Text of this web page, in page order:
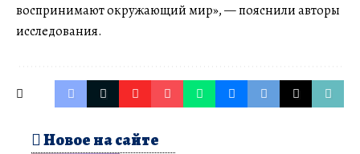
воспринимают окружающий мир», — пояснили авторы
исследования.
Новое на сайте